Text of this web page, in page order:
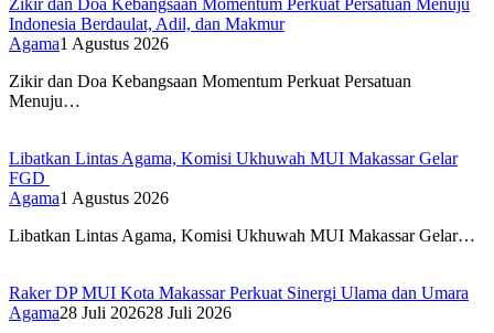
Indonesia Berdaulat, Adil, dan Makmur
Agama1 Agustus 2026
Zikir dan Doa Kebangsaan Momentum Perkuat Persatuan
Menuju…
Libatkan Lintas Agama, Komisi Ukhuwah MUI Makassar Gelar
FGD
Agama1 Agustus 2026
Libatkan Lintas Agama, Komisi Ukhuwah MUI Makassar Gelar…
Raker DP MUI Kota Makassar Perkuat Sinergi Ulama dan Umara
Agama28 Juli 202628 Juli 2026